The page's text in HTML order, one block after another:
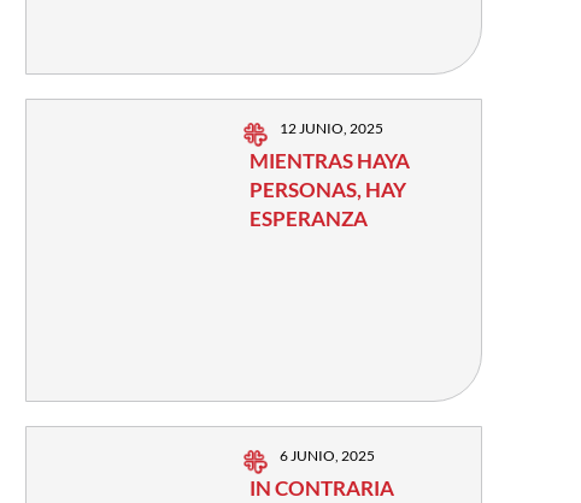
12 JUNIO, 2025
MIENTRAS HAYA
PERSONAS, HAY
ESPERANZA
6 JUNIO, 2025
IN CONTRARIA